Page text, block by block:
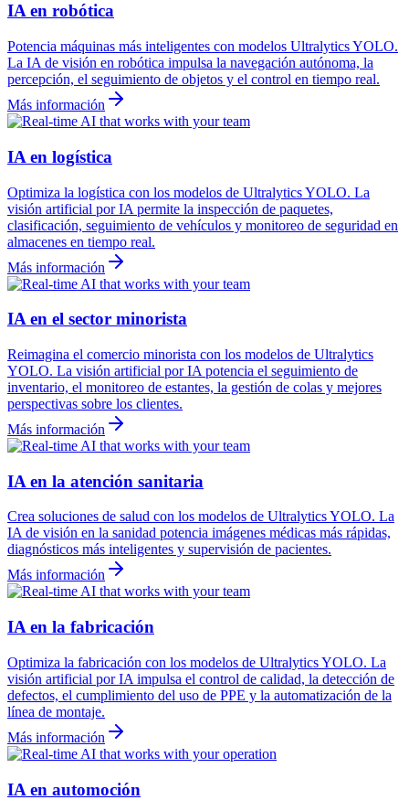
IA en robótica
Potencia máquinas más inteligentes con modelos Ultralytics YOLO.
La IA de visión en robótica impulsa la navegación autónoma, la
percepción, el seguimiento de objetos y el control en tiempo real.
Más información
IA en logística
Optimiza la logística con los modelos de Ultralytics YOLO. La
visión artificial por IA permite la inspección de paquetes,
clasificación, seguimiento de vehículos y monitoreo de seguridad en
almacenes en tiempo real.
Más información
IA en el sector minorista
Reimagina el comercio minorista con los modelos de Ultralytics
YOLO. La visión artificial por IA potencia el seguimiento de
inventario, el monitoreo de estantes, la gestión de colas y mejores
perspectivas sobre los clientes.
Más información
IA en la atención sanitaria
Crea soluciones de salud con los modelos de Ultralytics YOLO. La
IA de visión en la sanidad potencia imágenes médicas más rápidas,
diagnósticos más inteligentes y supervisión de pacientes.
Más información
IA en la fabricación
Optimiza la fabricación con los modelos de Ultralytics YOLO. La
visión artificial por IA impulsa el control de calidad, la detección de
defectos, el cumplimiento del uso de PPE y la automatización de la
línea de montaje.
Más información
IA en automoción